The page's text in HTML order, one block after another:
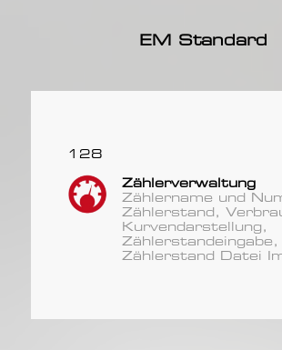
EM Standard
128
Zählerverwaltung
Zählername und
Zählerstand,
Kurvendarstellung,
Zählerstandeingabe,
Zählerstand Datei